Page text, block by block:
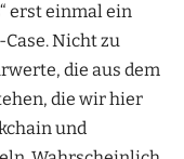
erst einmal ein
Nicht zu
die aus dem
die wir hier
und